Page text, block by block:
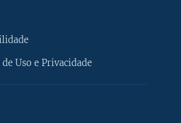
Uso e Privacidade